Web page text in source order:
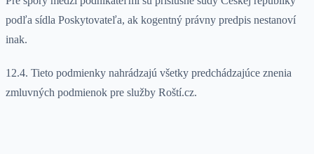
podľa sídla Poskytovateľa, ak kogentný právny predpis nestanoví
inak.
12.4. Tieto podmienky nahrádzajú všetky predchádzajúce znenia
zmluvných podmienok pre služby Roští.cz.